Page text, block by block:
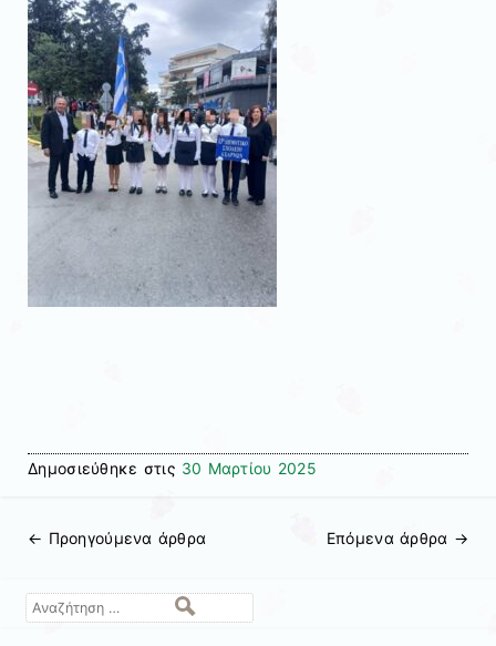
Δημοσιεύθηκε στις 30 Μαρτίου 2025
Πλοήγηση άρθρων
← Προηγούμενα άρθρα Επόμενα άρθρα →
Αναζήτηση